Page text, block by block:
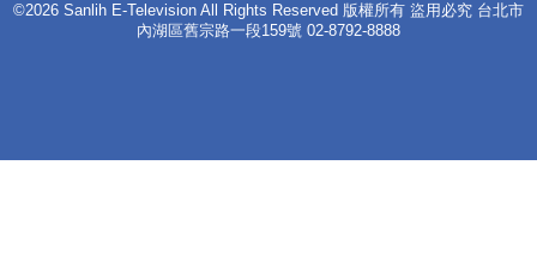
©2026 Sanlih E-Television All Rights Reserved 版權所有 盜用必究 台北市
內湖區舊宗路一段159號 02-8792-8888